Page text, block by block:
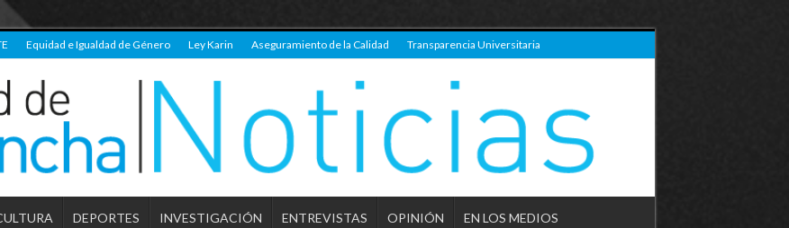
Equidad e Igualdad de Género Ley Karin Aseguramiento de la Calidad Transparencia Universitaria
DEPORTES INVESTIGACIÓN ENTREVISTAS OPINIÓN EN LOS MEDIOS